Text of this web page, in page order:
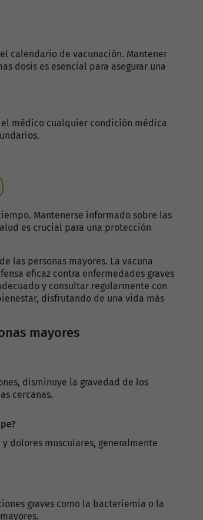
calendario de vacunación. Mantener
dosis es esencial para asegurar una
médico cualquier condición médica
Mantenerse informado sobre las
es crucial para una protección
las personas mayores. La vacuna
eficaz contra enfermedades graves
y consultar regularmente con
disfrutando de una vida más
mayores
disminuye la gravedad de los
cercanas.
dolores musculares, generalmente
graves como la bacteriemia o la